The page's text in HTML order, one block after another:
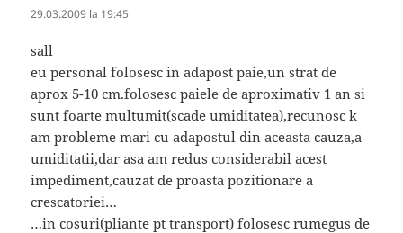
29.03.2009 la 19:45
sall
eu personal folosesc in adapost paie,un strat de
aprox 5-10 cm.folosesc paiele de aproximativ 1 an si
sunt foarte multumit(scade umiditatea),recunosc k
am probleme mari cu adapostul din aceasta cauza,a
umiditatii,dar asa am redus considerabil acest
impediment,cauzat de proasta pozitionare a
crescatoriei…
…in cosuri(pliante pt transport) folosesc rumegus de